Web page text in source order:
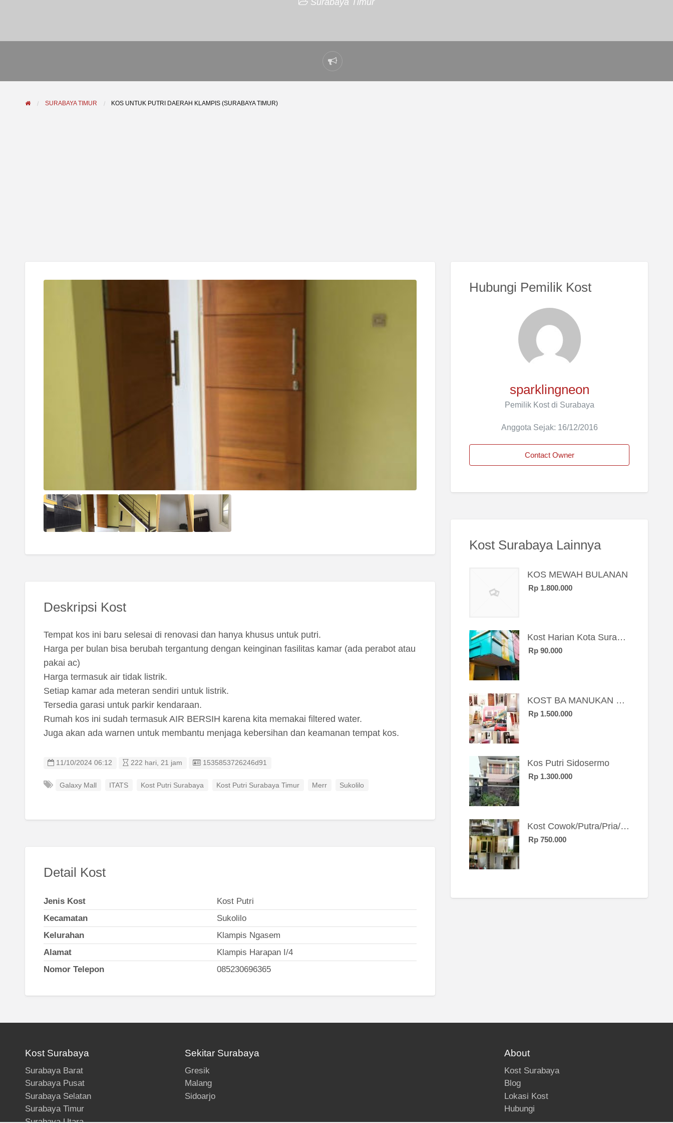
Laporkan
masalah
SURABAYA TIMUR KOS UNTUK PUTRI DAERAH KLAMPIS (SURABAYA TIMUR)
Deskripsi Kost
Tempat kos ini baru selesai di renovasi dan hanya khusus untuk putri.
Harga per bulan bisa berubah tergantung dengan keinginan fasilitas kamar (ada perabot atau
pakai ac)
Harga termasuk air tidak listrik.
Setiap kamar ada meteran sendiri untuk listrik.
Tersedia garasi untuk parkir kendaraan.
Rumah kos ini sudah termasuk AIR BERSIH karena kita memakai filtered water.
Juga akan ada warnen untuk membantu menjaga kebersihan dan keamanan tempat kos.
11/10/2024 06:12 222 hari, 21 jam Listing ID
1535853726246d91
Galaxy Mall ITATS Kost Putri Surabaya Kost Putri Surabaya Timur Merr Sukolilo
Detail Kost
Jenis Kost
Kost Putri
Kecamatan
Sukolilo
Kelurahan
Klampis Ngasem
Alamat
Klampis Harapan I/4
Nomor Telepon
085230696365
Hubungi Pemilik Kost
sparklingneon
Pemilik Kost di Surabaya
Anggota Sejak: 16/12/2016
Contact Owner
Kost Surabaya Lainnya
KOS MEWAH BULANAN
Rp 1.800.000
Kost Harian Kota Surabaya “Sierra Kost”
Rp 90.000
KOST BA MANUKAN SBY BRT
Rp 1.500.000
Kos Putri Sidosermo
Rp 1.300.000
Kost Cowok/Putra/Pria/Mahasiswa/Karyawan SIngle eksklusif bangunan baru
Rp 750.000
Kost Surabaya
Surabaya Barat
Surabaya Pusat
Surabaya Selatan
Surabaya Timur
Sekitar Surabaya
Gresik
Malang
Sidoarjo
About
Kost Surabaya
Blog
Lokasi Kost
Hubungi